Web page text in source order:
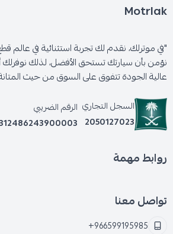
Motrlak
"في موترلك، نقدم لك تجربة استثنائية في عالم
نؤمن بأن سيارتك تستحق الأفضل، لذلك
عالية الجودة تتفوق على السوق من حيث المتانة
السجل التجاري
2050127023
الرقم الضريبي
روابط مهمة
تواصل معنا
+966599195985